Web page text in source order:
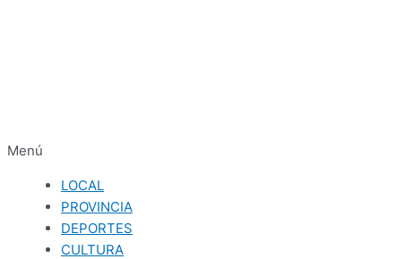
Menú
LOCAL
PROVINCIA
DEPORTES
CULTURA